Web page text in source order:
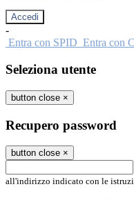
-
Entra con SPID Entra con
Seleziona utente
button close ×
Recupero password
button close ×
all'indirizzo indicato con le